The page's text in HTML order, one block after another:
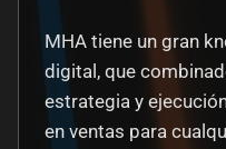
MHA tiene un gran
digital, que
estrategia y
en ventas para